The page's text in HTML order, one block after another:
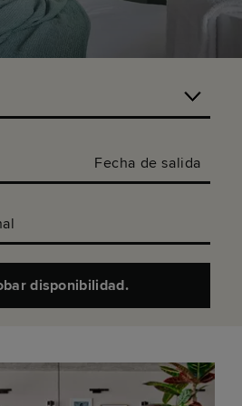
Fecha de salida
disponibilidad.